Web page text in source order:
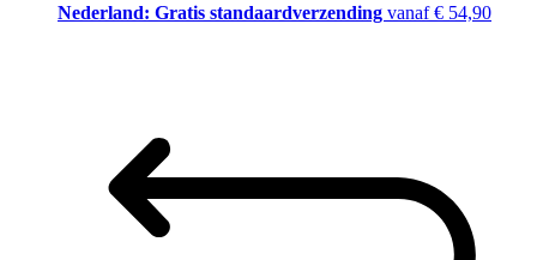
Nederland: Gratis standaardverzending vanaf € 54,90